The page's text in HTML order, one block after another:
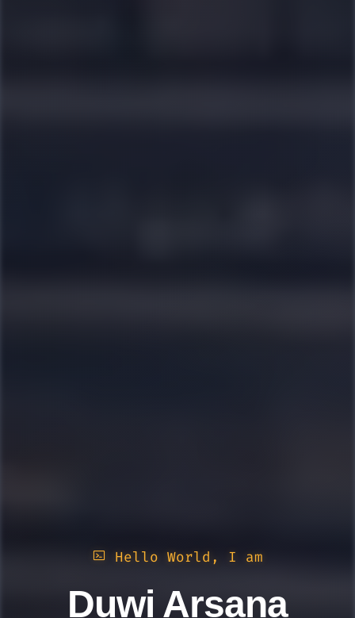
Hello World, I am
Duwi Arsana